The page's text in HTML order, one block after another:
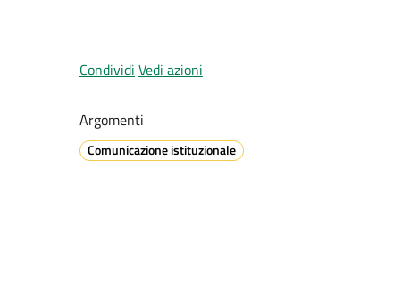
Condividi Vedi azioni
Argomenti
Comunicazione istituzionale